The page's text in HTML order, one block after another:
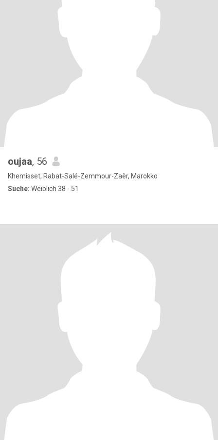
oujaa, 56
Khemisset, Rabat-Salé-Zemmour-Zaër, Marokko
Suche: Weiblich 38 - 51